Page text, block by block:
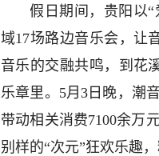
假日期间，贵阳以
域17场路边音乐会，让
音乐的交融共鸣，到花
乐章里。5月3日晚，潮
带动相关消费7100余万
别样的“次元”狂欢乐趣